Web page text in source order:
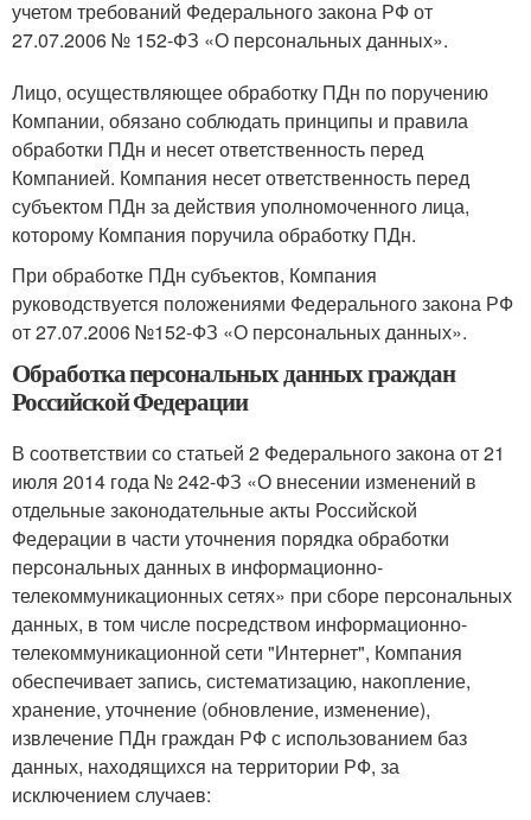
учетом требований Федерального закона РФ от
27.07.2006 № 152-ФЗ «О персональных данных».
Лицо, осуществляющее обработку ПДн по поручению
Компании, обязано соблюдать принципы и правила
обработки ПДн и несет ответственность перед
Компанией. Компания несет ответственность перед
субъектом ПДн за действия уполномоченного лица,
которому Компания поручила обработку ПДн.
При обработке ПДн субъектов, Компания
руководствуется положениями Федерального закона РФ
от 27.07.2006 №152-ФЗ «О персональных данных».
Обработка персональных данных граждан
Российской Федерации
В соответствии со статьей 2 Федерального закона от 21
июля 2014 года № 242-ФЗ «О внесении изменений в
отдельные законодательные акты Российской
Федерации в части уточнения порядка обработки
персональных данных в информационно-
телекоммуникационных сетях» при сборе персональных
данных, в том числе посредством информационно-
телекоммуникационной сети "Интернет", Компания
обеспечивает запись, систематизацию, накопление,
хранение, уточнение (обновление, изменение),
извлечение ПДн граждан РФ с использованием баз
данных, находящихся на территории РФ, за
исключением случаев: